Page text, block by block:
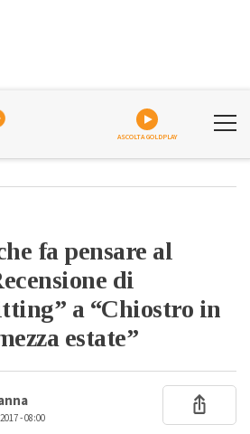
ASCOLTA GOLDPLAY
fa pensare al
di
a “Chiostro in
estate”
- 08:00